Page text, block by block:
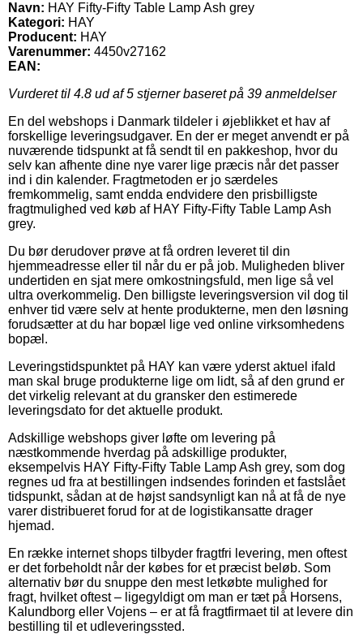
Navn: HAY Fifty-Fifty Table Lamp Ash grey
Kategori: HAY
Producent: HAY
Varenummer: 4450v27162
EAN:
Vurderet til 4.8 ud af 5 stjerner baseret på 39 anmeldelser
En del webshops i Danmark tildeler i øjeblikket et hav af
forskellige leveringsudgaver. En der er meget anvendt er på
nuværende tidspunkt at få sendt til en pakkeshop, hvor du
selv kan afhente dine nye varer lige præcis når det passer
ind i din kalender. Fragtmetoden er jo særdeles
fremkommelig, samt endda endvidere den prisbilligste
fragtmulighed ved køb af HAY Fifty-Fifty Table Lamp Ash
grey.
Du bør derudover prøve at få ordren leveret til din
hjemmeadresse eller til når du er på job. Muligheden bliver
undertiden en sjat mere omkostningsfuld, men lige så vel
ultra overkommelig. Den billigste leveringsversion vil dog til
enhver tid være selv at hente produkterne, men den løsning
forudsætter at du har bopæl lige ved online virksomhedens
bopæl.
Leveringstidspunktet på HAY kan være yderst aktuel ifald
man skal bruge produkterne lige om lidt, så af den grund er
det virkelig relevant at du gransker den estimerede
leveringsdato for det aktuelle produkt.
Adskillige webshops giver løfte om levering på
næstkommende hverdag på adskillige produkter,
eksempelvis HAY Fifty-Fifty Table Lamp Ash grey, som dog
regnes ud fra at bestillingen indsendes forinden et fastslået
tidspunkt, sådan at de højst sandsynligt kan nå at få de nye
varer distribueret forud for at de logistikansatte drager
hjemad.
En række internet shops tilbyder fragtfri levering, men oftest
er det forbeholdt når der købes for et præcist beløb. Som
alternativ bør du snuppe den mest letkøbte mulighed for
fragt, hvilket oftest – ligegyldigt om man er tæt på Horsens,
Kalundborg eller Vojens – er at få fragtfirmaet til at levere din
bestilling til et udleveringssted.